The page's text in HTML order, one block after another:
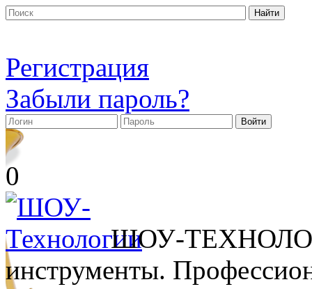
Регистрация
Забыли пароль?
0
ШОУ-
инструменты.